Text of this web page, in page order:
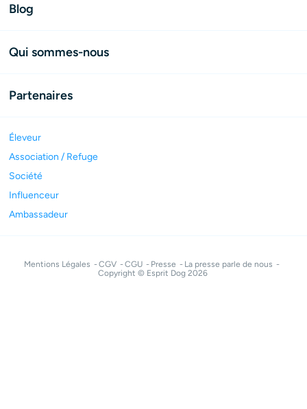
Blog
Qui sommes-nous
Partenaires
Éleveur
Association / Refuge
Société
Influenceur
Ambassadeur
Mentions Légales CGV CGU Presse
La presse parle de nous
Copyright © Esprit Dog 2026